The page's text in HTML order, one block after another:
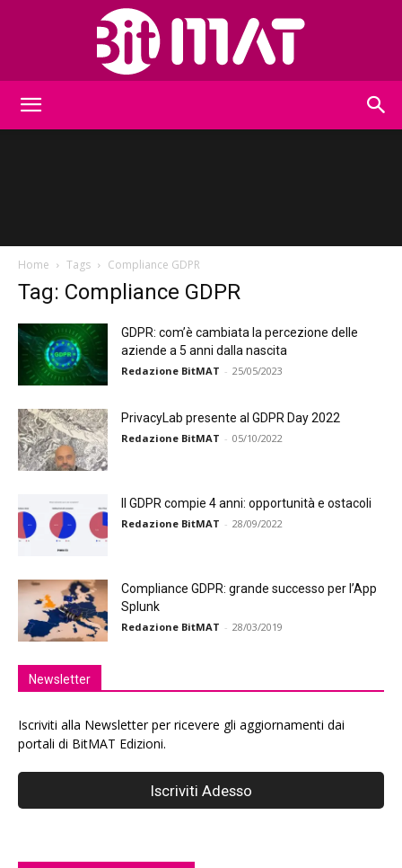
Home Tags Compliance GDPR
Tag: Compliance GDPR
GDPR: com’è cambiata la percezione delle
aziende a 5 anni dalla nascita
Redazione BitMAT - 25/05/2023
PrivacyLab presente al GDPR Day 2022
Redazione BitMAT - 05/10/2022
Il GDPR compie 4 anni: opportunità e ostacoli
Redazione BitMAT - 28/09/2022
Compliance GDPR: grande successo per l’App
Splunk
Redazione BitMAT - 28/03/2019
Newsletter
Iscriviti alla Newsletter per ricevere gli aggiornamenti dai
portali di BitMAT Edizioni.